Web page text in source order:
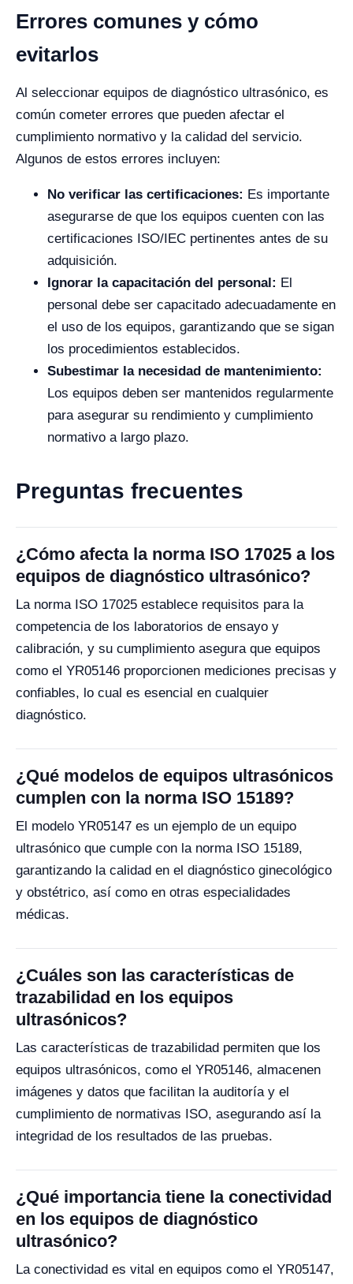
Errores comunes y cómo
evitarlos
Al seleccionar equipos de diagnóstico ultrasónico, es
común cometer errores que pueden afectar el
cumplimiento normativo y la calidad del servicio.
Algunos de estos errores incluyen:
No verificar las certificaciones: Es importante
asegurarse de que los equipos cuenten con las
certificaciones ISO/IEC pertinentes antes de su
adquisición.
Ignorar la capacitación del personal: El
personal debe ser capacitado adecuadamente en
el uso de los equipos, garantizando que se sigan
los procedimientos establecidos.
Subestimar la necesidad de mantenimiento:
Los equipos deben ser mantenidos regularmente
para asegurar su rendimiento y cumplimiento
normativo a largo plazo.
Preguntas frecuentes
¿Cómo afecta la norma ISO 17025 a los
equipos de diagnóstico ultrasónico?
La norma ISO 17025 establece requisitos para la
competencia de los laboratorios de ensayo y
calibración, y su cumplimiento asegura que equipos
como el YR05146 proporcionen mediciones precisas y
confiables, lo cual es esencial en cualquier
diagnóstico.
¿Qué modelos de equipos ultrasónicos
cumplen con la norma ISO 15189?
El modelo YR05147 es un ejemplo de un equipo
ultrasónico que cumple con la norma ISO 15189,
garantizando la calidad en el diagnóstico ginecológico
y obstétrico, así como en otras especialidades
médicas.
¿Cuáles son las características de
trazabilidad en los equipos
ultrasónicos?
Las características de trazabilidad permiten que los
equipos ultrasónicos, como el YR05146, almacenen
imágenes y datos que facilitan la auditoría y el
cumplimiento de normativas ISO, asegurando así la
integridad de los resultados de las pruebas.
¿Qué importancia tiene la conectividad
en los equipos de diagnóstico
ultrasónico?
La conectividad es vital en equipos como el YR05147,